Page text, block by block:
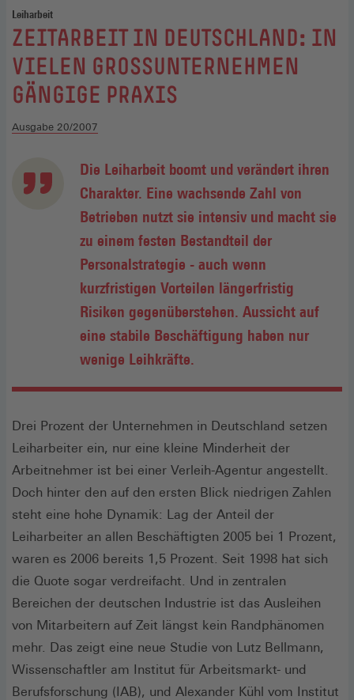
Leiharbeit
:
ZEITARBEIT IN DEUTSCHLAND: IN
VIELEN GROSSUNTERNEHMEN G
ÄNGIGE PRAXIS
Ausgabe 20/2007
Die Leiharbeit boomt und verändert ihren
Charakter. Eine wachsende Zahl von
Betrieben nutzt sie intensiv und macht sie
zu einem festen Bestandteil der
Personalstrategie - auch wenn
kurzfristigen Vorteilen längerfristig
Risiken gegenüberstehen. Aussicht auf
eine stabile Beschäftigung haben nur
wenige Leihkräfte.
Drei Prozent der Unternehmen in Deutschland setzen
Leiharbeiter ein, nur eine kleine Minderheit der
Arbeitnehmer ist bei einer Verleih-Agentur angestellt.
Doch hinter den auf den ersten Blick niedrigen Zahlen
steht eine hohe Dynamik: Lag der Anteil der
Leiharbeiter an allen Beschäftigten 2005 bei 1 Prozent,
waren es 2006 bereits 1,5 Prozent. Seit 1998 hat sich
die Quote sogar verdreifacht. Und in zentralen
Bereichen der deutschen Industrie ist das Ausleihen
von Mitarbeitern auf Zeit längst kein Randphänomen
mehr. Das zeigt eine neue Studie von Lutz Bellmann,
Wissenschaftler am Institut für Arbeitsmarkt- und
Berufsforschung (IAB), und Alexander Kühl vom Institut